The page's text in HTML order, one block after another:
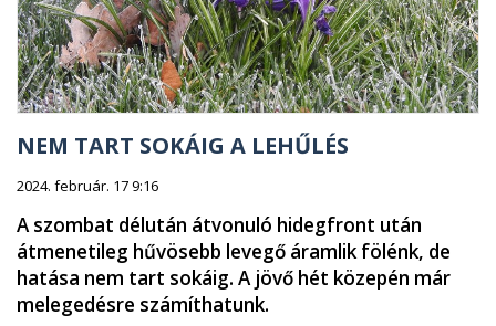
NEM TART SOKÁIG A LEHŰLÉS
2024. február. 17 9:16
A szombat délután átvonuló hidegfront után
átmenetileg hűvösebb levegő áramlik fölénk, de
hatása nem tart sokáig. A jövő hét közepén már
melegedésre számíthatunk.